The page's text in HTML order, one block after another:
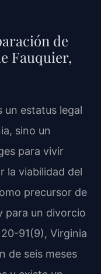
de
Fauquier,
un estatus legal
sino un
para vivir
la viabilidad del
precursor de
para un divorcio
91(9), Virginia
de seis meses